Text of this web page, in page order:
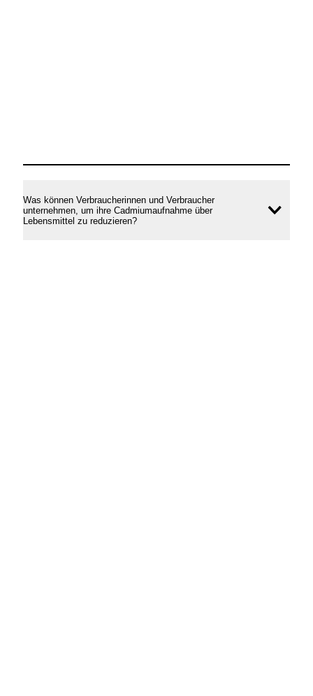
Was können Verbraucherinnen und Verbraucher
unternehmen, um ihre Cadmiumaufnahme über
Lebensmittel zu reduzieren?